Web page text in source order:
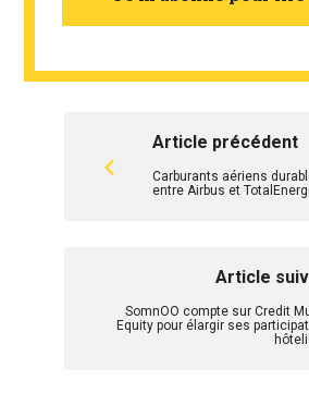
Article précédent
Carburants aériens
entre Airbus et
Article
SomnOO compte sur Credit
Equity pour élargir ses